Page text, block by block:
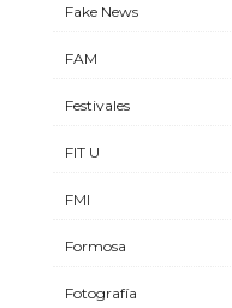
Fake News
FAM
Festivales
FIT U
FMI
Formosa
Fotografía